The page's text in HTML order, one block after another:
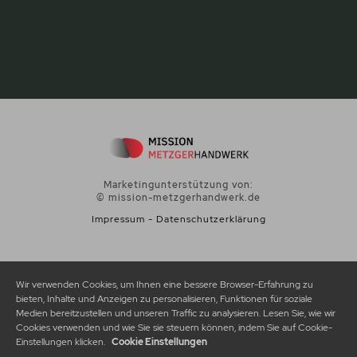
Marketingunterstützung von:
© mission-metzgerhandwerk.de
Impressum - Datenschutzerklärung
Wir verwenden Cookies, um Ihnen eine bessere Browser-Erfahrung zu
bieten, Inhalte und Anzeigen zu personalisieren, Funktionen für soziale
Medien bereitzustellen und unseren Traffic zu analysieren. Lesen Sie, wie wir
Cookies verwenden und wie Sie sie steuern können, indem Sie auf Cookie-
Einstellungen klicken. Cookie Einstellungen